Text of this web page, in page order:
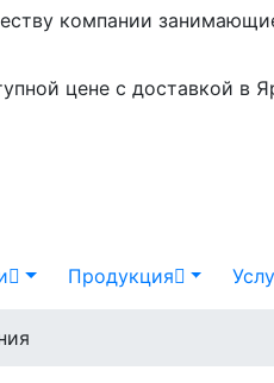
компании
цене с доставкой в
Продукция